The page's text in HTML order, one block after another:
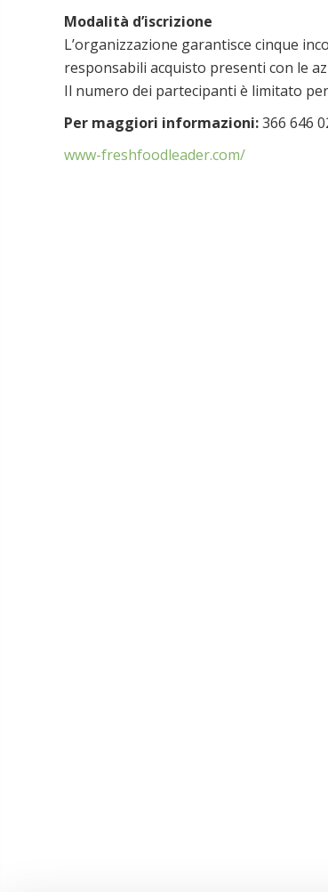
Modalità d’iscrizione
L’organizzazione garantisce cinque
responsabili acquisto presenti con le
Il numero dei partecipanti è limitato
Per maggiori informazioni:366 646
www-freshfoodleader.com/